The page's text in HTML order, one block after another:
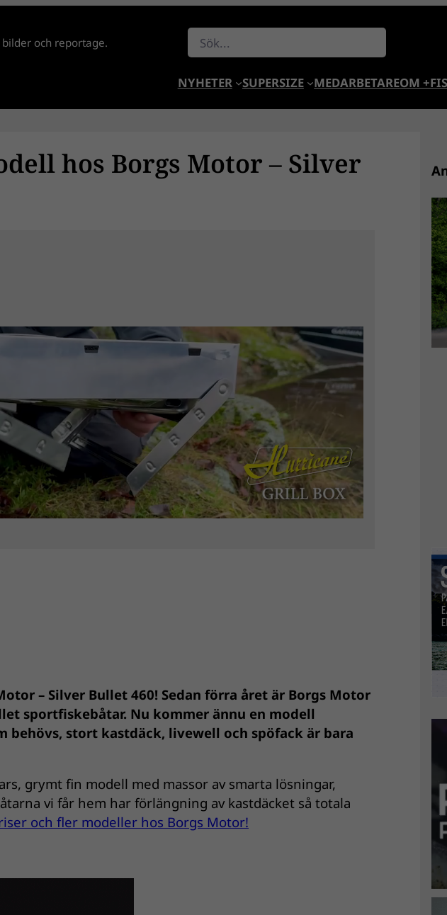
och reportage. Sök
NYHETER SUPERSIZE MEDARBETAREOM
hos Borgs Motor – Silver
– Silver Bullet 460! Sedan förra året är Borgs Motor
sportfiskebåtar. Nu kommer ännu en modell
behövs, stort kastdäck, livewell och spöfack är bara
grymt fin modell med massor av smarta lösningar,
vi får hem har förlängning av kastdäcket så totala
och fler modeller hos Borgs Motor!